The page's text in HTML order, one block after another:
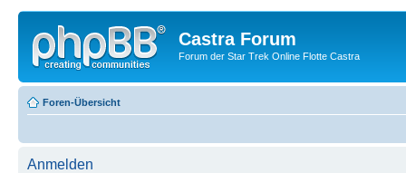
Castra Forum
Forum der Star Trek Online Flotte Castra
Foren-Übersicht
Anmelden